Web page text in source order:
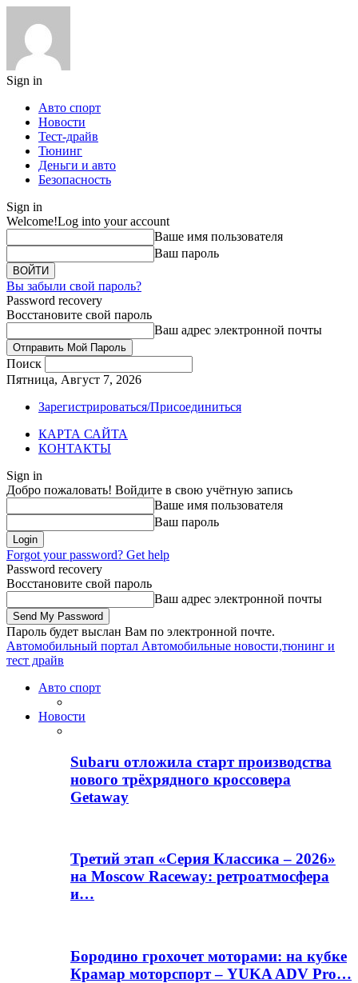
Sign in
Авто спорт
Новости
Тест-драйв
Тюнинг
Деньги и авто
Безопасность
Sign in
Welcome!Log into your account
Ваше имя пользователя
Ваш пароль
Вы забыли свой пароль?
Password recovery
Восстановите свой пароль
Ваш адрес электронной почты
Поиск
Пятница, Август 7, 2026
Зарегистрироваться/Присоединиться
КАРТА САЙТА
КОНТАКТЫ
Sign in
Добро пожаловать! Войдите в свою учётную запись
Ваше имя пользователя
Ваш пароль
Forgot your password? Get help
Password recovery
Восстановите свой пароль
Ваш адрес электронной почты
Пароль будет выслан Вам по электронной почте.
Автомобильный портал Автомобильные новости,тюнинг и
тест драйв
Авто спорт
Новости
Subaru отложила старт производства
нового трёхрядного кроссовера
Getaway
Третий этап «Серия Классика – 2026»
на Moscow Raceway: ретроатмосфера
и…
Бородино грохочет моторами: на кубке
Крамар моторспорт – YUKA ADV Pro…